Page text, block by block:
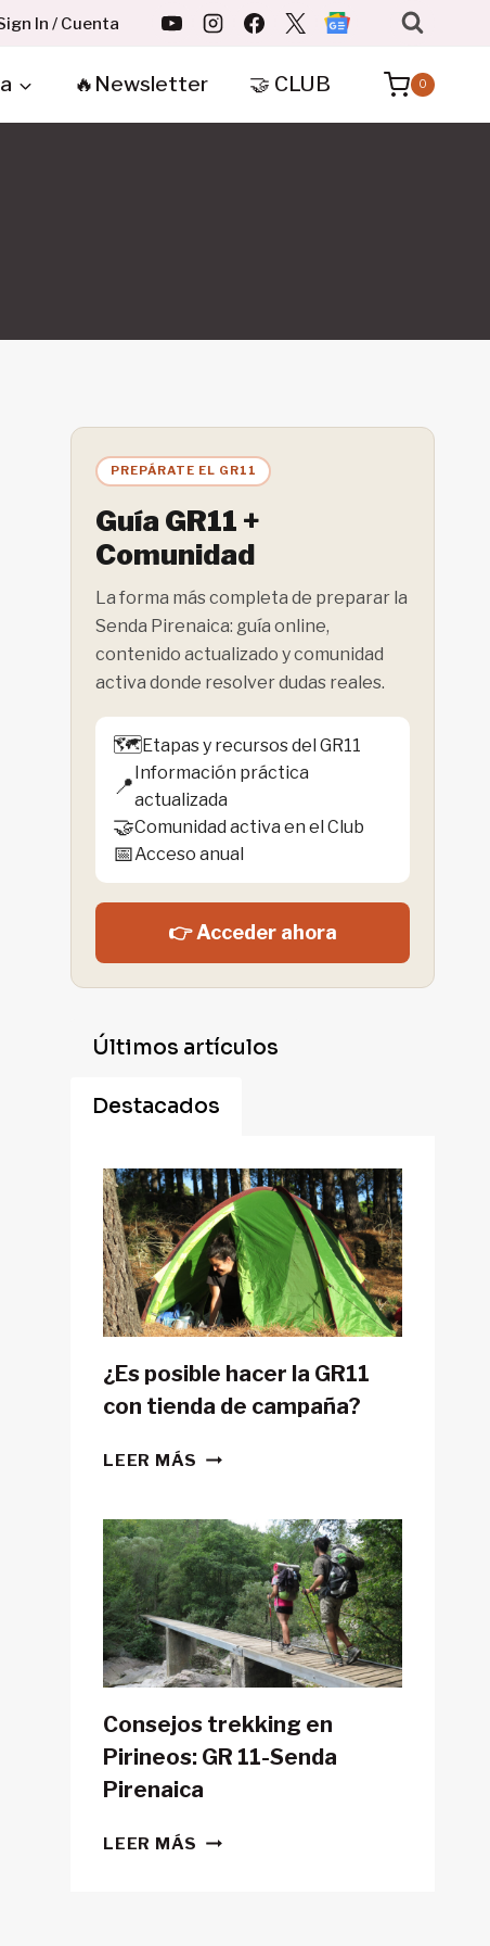
In / Cuenta
🔥Newsletter 🤝 CLUB 0
PREPÁRATE EL GR11
Guía GR11 +
Comunidad
La forma más completa de preparar la
Senda Pirenaica: guía online,
contenido actualizado y comunidad
activa donde resolver dudas reales.
🗺️Etapas y recursos del GR11
📍
Información práctica
actualizada
🤝Comunidad activa en el Club
📅Acceso anual
👉 Acceder ahora
Últimos artículos
Destacados
¿Es posible hacer la GR11
con tienda de campaña?
LEER MÁS ¿ES
LA
GR11
CON
TIENDA
DE
CAMPAÑA?
Consejos trekking en
Pirineos: GR 11-Senda
Pirenaica
LEER MÁS CONSEJOS